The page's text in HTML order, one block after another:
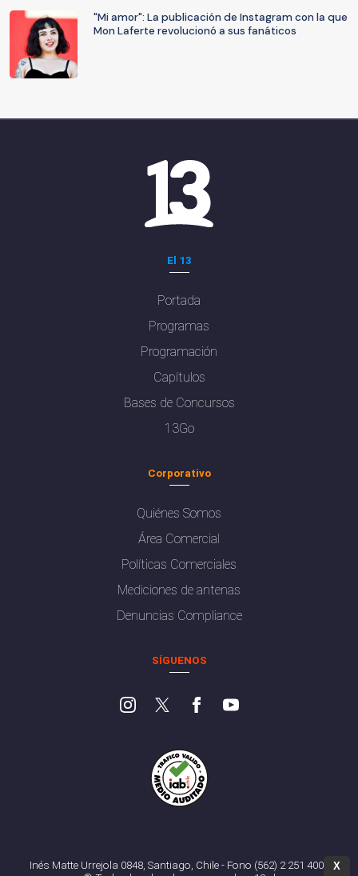
"Mi amor": La publicación de Instagram con la que
Mon Laferte revolucionó a sus fanáticos
El 13
Portada
Programas
Programación
Capítulos
Bases de Concursos
13Go
Corporativo
Quiénes Somos
Área Comercial
Políticas Comerciales
Mediciones de antenas
Denuncias Compliance
SÍGUENOS
Inés Matte Urrejola 0848, Santiago, Chile - Fono (562) 2 251 4000
X